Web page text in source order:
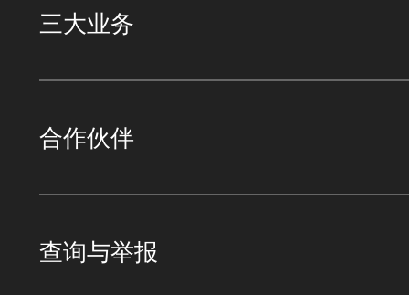
三大业务
合作伙伴
查询与举报